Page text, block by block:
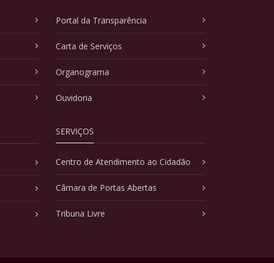
Portal da Transparência
Carta de Serviços
Organograma
Ouvidoria
SERVIÇOS
Centro de Atendimento ao Cidadão
Câmara de Portas Abertas
Tribuna Livre